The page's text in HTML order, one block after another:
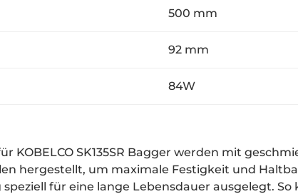
500 mm
92 mm
84W
SK135SR Bagger werden mit
hergestellt, um maximale Festigkeit und
für eine lange Lebensdauer ausgelegt. So